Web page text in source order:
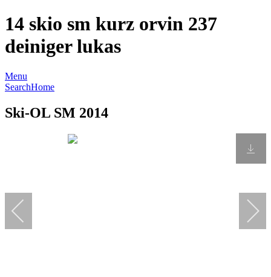
14 skio sm kurz orvin 237
deiniger lukas
Menu
SearchHome
Ski-OL SM 2014